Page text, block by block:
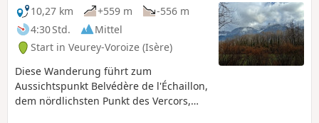
10,27 km +559 m
-556 m
4:30 Std.
Mittel
Start in Veurey-Voroize (Isère)
Diese Wanderung führt zum
Aussichtspunkt Belvédère de l'Échaillon,
dem nördlichsten Punkt des Vercors,